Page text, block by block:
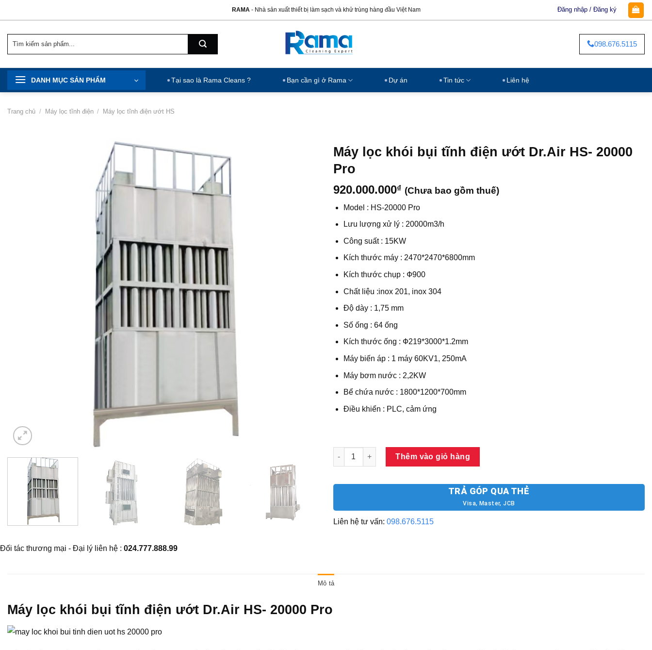
dung
RAMA- Nhà sản xuất thiết bị làm sạch và khử trùng hàng đầu Việt Nam Đăng nhập / Đăng ký
kiếm:
098.676.5115
DANH MỤC SẢN PHẨM Tại sao là Rama Cleans ? Bạn cần gì ở Rama Dự án Tin tức Liên hệ
Trang chủ / Máy lọc tĩnh điện / Máy lọc tĩnh điện ướt HS
Máy lọc khói bụi tĩnh điện ướt Dr.Air HS- 20000
Pro
920.000.000₫ (Chưa bao gồm thuế)
Model : HS-20000 Pro
Lưu lượng xử lý : 20000m3/h
Công suất : 15KW
Kích thước máy : 2470*2470*6800mm
Kích thước chụp : Ф900
Chất liệu :inox 201, inox 304
Độ dày : 1,75 mm
Số ống : 64 ống
Kích thước ống : Ф219*3000*1.2mm
Máy biến áp : 1 máy 60KV1, 250mA
Máy bơm nước : 2,2KW
Bể chứa nước : 1800*1200*700mm
Điều khiển : PLC, cảm ứng
Máy lọc khói bụi tĩnh điện ướt Dr.Air HS- 20000 Pro số lượng
Thêm vào giỏ hàng
TRẢ GÓP QUA THẺ
Visa, Master, JCB
Liên hệ tư vấn: 098.676.5115
Đối tác thương mại - Đại lý liên hệ : 024.777.888.99
Mô tả
Máy lọc khói bụi tĩnh điện ướt Dr.Air HS- 20000 Pro